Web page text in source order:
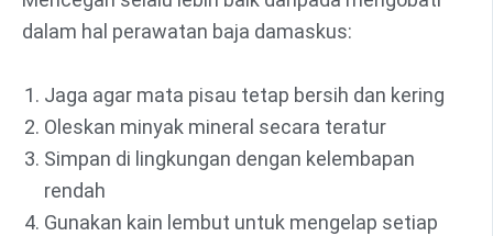
dalam hal perawatan baja damaskus:
Jaga agar mata pisau tetap bersih dan kering
Oleskan minyak mineral secara teratur
Simpan di lingkungan dengan kelembapan
rendah
Gunakan kain lembut untuk mengelap setiap